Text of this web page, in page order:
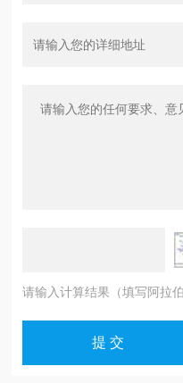
请输入计算结果（填写阿拉